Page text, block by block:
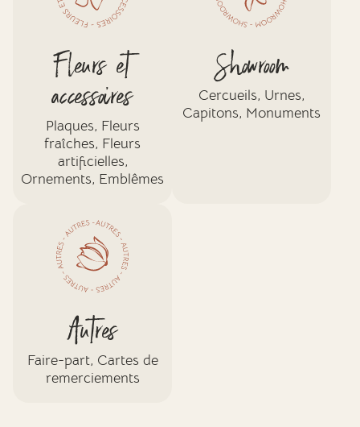
Fleurs et
accessoires
Plaques, Fleurs
fraîches, Fleurs
artificielles,
Ornements, Emblêmes
Showroom
Cercueils, Urnes,
Capitons, Monuments
Autres
Faire-part, Cartes de
remerciements